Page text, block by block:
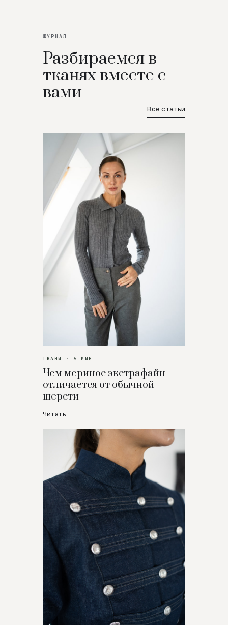
ЖУРНАЛ
Разбираемся в
тканях вместе с
вами
Все статьи
ТКАНИ · 6 МИН
Чем меринос экстрафайн
отличается от обычной
шерсти
Читать